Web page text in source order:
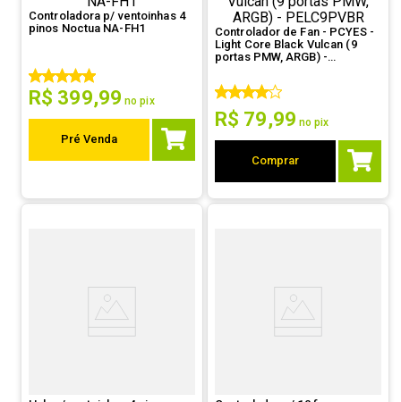
Controladora p/ ventoinhas 4
pinos Noctua NA-FH1
R$ 399,99 no pix
Pré Venda
Controlador de Fan - PCYES -
Light Core Black Vulcan (9
portas PMW, ARGB) -
R$ 79,99 no pix
Comprar